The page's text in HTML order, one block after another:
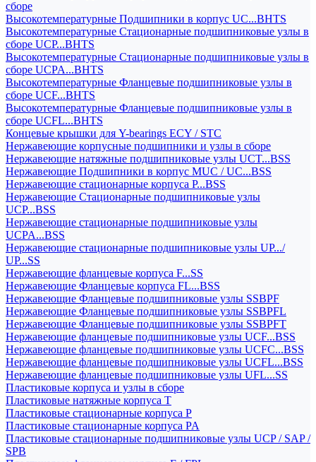
сборе
Высокотемпературные Подшипники в корпус UC...BHTS
Высокотемпературные Стационарные подшипниковые узлы в
сборе UCP...BHTS
Высокотемпературные Стационарные подшипниковые узлы в
сборе UCPA...BHTS
Высокотемпературные Фланцевые подшипниковые узлы в
сборе UCF...BHTS
Высокотемпературные Фланцевые подшипниковые узлы в
сборе UCFL...BHTS
Концевые крышки для Y-bearings ECY / STC
Нержавеющие корпусные подшипники и узлы в сборе
Нержавеющие натяжные подшипниковые узлы UCT...BSS
Нержавеющие Подшипники в корпус MUC / UC...BSS
Нержавеющие стационарные корпуса P...BSS
Нержавеющие Стационарные подшипниковые узлы
UCP...BSS
Нержавеющие стационарные подшипниковые узлы
UCPA...BSS
Нержавеющие стационарные подшипниковые узлы UP.../
UP...SS
Нержавеющие фланцевые корпуса F...SS
Нержавеющие Фланцевые корпуса FL...BSS
Нержавеющие Фланцевые подшипниковые узлы SSBPF
Нержавеющие Фланцевые подшипниковые узлы SSBPFL
Нержавеющие Фланцевые подшипниковые узлы SSBPFT
Нержавеющие фланцевые подшипниковые узлы UCF...BSS
Нержавеющие фланцевые подшипниковые узлы UCFC...BSS
Нержавеющие фланцевые подшипниковые узлы UCFL...BSS
Нержавеющие фланцевые подшипниковые узлы UFL...SS
Пластиковые корпуса и узлы в сборе
Пластиковые натяжные корпуса T
Пластиковые стационарные корпуса P
Пластиковые стационарные корпуса PA
Пластиковые стационарные подшипниковые узлы UCP / SAP /
SPB